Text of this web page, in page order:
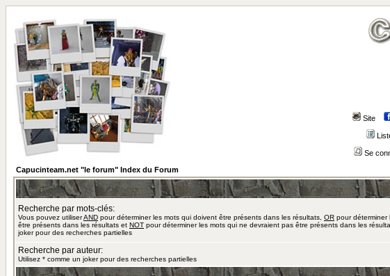
Site
Se
Capucinteam.net "le forum" Index du Forum
Recherche par mots-clés:
Vous pouvez utiliserAND pour déterminer les mots qui doivent être présents dans les résultats, OR pour déterminer
être présents dans les résultats et NOT pour déterminer les mots qui ne devraient pas être présents dans les
joker pour des recherches partielles
Recherche par auteur:
Utilisez * comme un joker pour des recherches partielles